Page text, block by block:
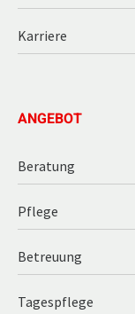
Karriere
ANGEBOT
Beratung
Pflege
Betreuung
Tagespflege